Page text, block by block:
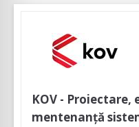
KOV - Proiectare,
mentenanță